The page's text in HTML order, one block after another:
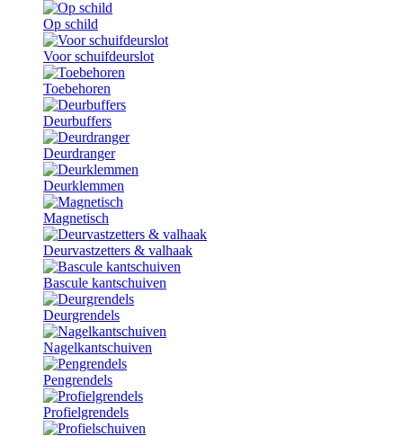
Op schild
Voor schuifdeurslot
Toebehoren
Deurbuffers
Deurdranger
Deurklemmen
Magnetisch
Deurvastzetters & valhaak
Bascule kantschuiven
Deurgrendels
Nagelkantschuiven
Pengrendels
Profielgrendels